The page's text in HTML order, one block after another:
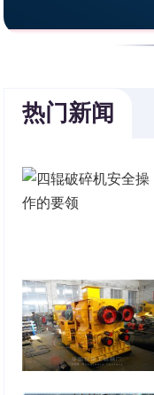
热门新闻